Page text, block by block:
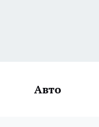
Авто